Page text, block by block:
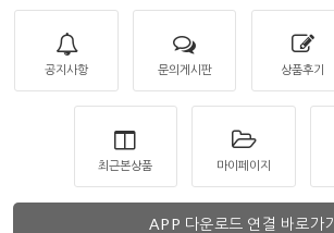
공지사항 문의게시판 상품후기
최근본상품 마이페이지
APP 다운로드 연결 바로가기